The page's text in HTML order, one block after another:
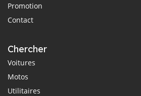
Promotion
Contact
Chercher
Voitures
Motos
Utilitaires